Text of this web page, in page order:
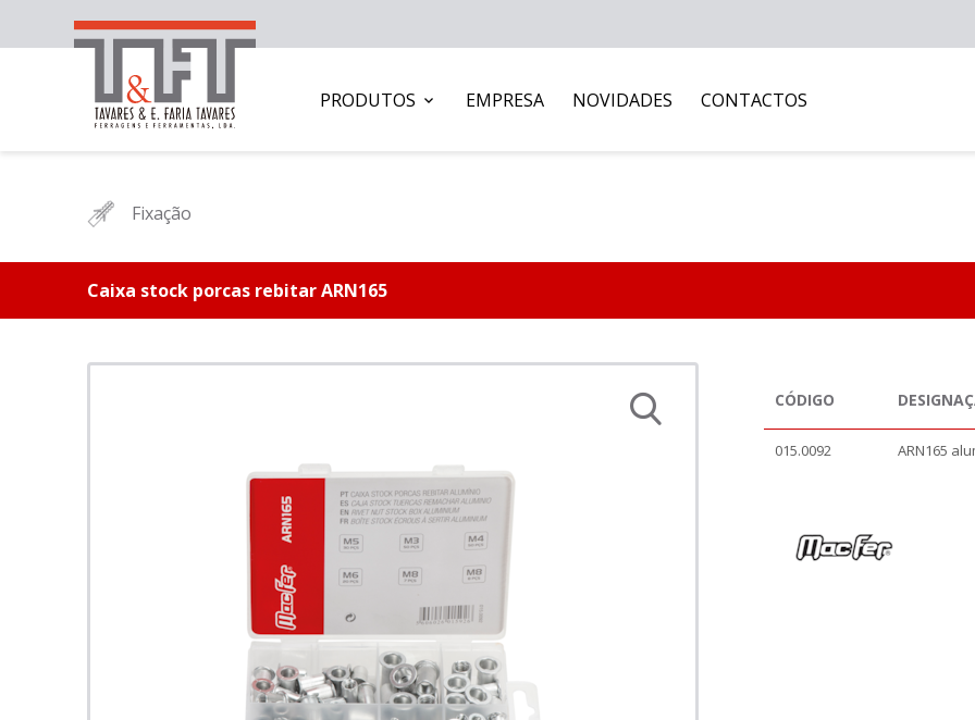
PRODUTOS EMPRESA NOVIDADES CONTACTOS
Fixação
Caixa stock porcas rebitar ARN165
CÓDIGO
015.0092 ARN165